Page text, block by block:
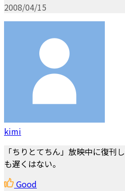
2008/04/15
kimi
「ちりとてちん」放映中に復刊
も遅くはない。
Good